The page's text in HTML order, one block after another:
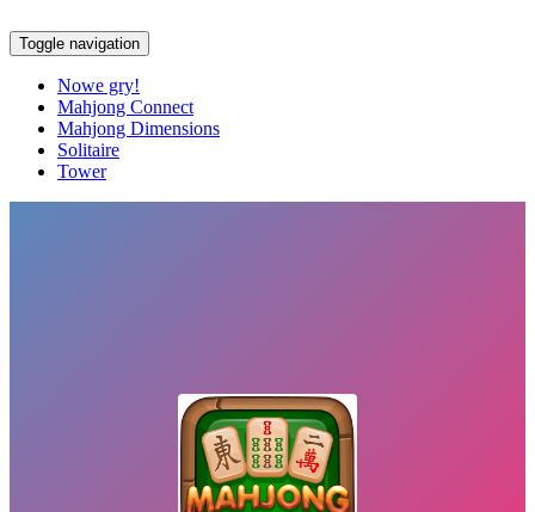
Toggle navigation
Nowe gry!
Mahjong Connect
Mahjong Dimensions
Solitaire
Tower